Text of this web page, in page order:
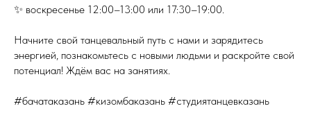
✨ воскресенье 12:00–13:00 или 17:30–19:00.
Начните свой танцевальный путь с нами и зарядитесь
энергией, познакомьтесь с новыми людьми и раскройте свой
потенциал! Ждём вас на занятиях.
#бачатаказань #кизомбаказань #студиятанцевказань